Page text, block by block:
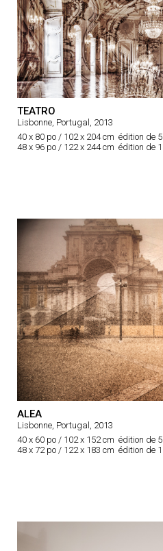
TEATRO
Lisbonne, Portugal, 2013
40 x 80 po / 102 x 204 cm édition de 5
48 x 96 po / 122 x 244 cm édition de 1
ALEA
Lisbonne, Portugal, 2013
40 x 60 po / 102 x 152 cm édition de 5
48 x 72 po / 122 x 183 cm édition de 1